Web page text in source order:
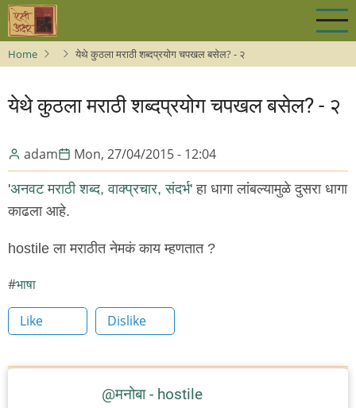
Skip
main
content
Home येथे कुठला मराठी शब्दप्रयोग चपखल बसेल? - २
येथे कुठला मराठी शब्दप्रयोग चपखल बसेल? - २
adam Mon, 27/04/2015 - 12:04
'अनवट मराठी शब्द, वाक्प्रचार, संदर्भ' हा धागा लांबल्यामुळे दुसरा धागा
काढला आहे.
hostile ला मराठीत नेमकं काय म्हणतात ?
भाषा
Like Dislike
@मनोबा - hostile